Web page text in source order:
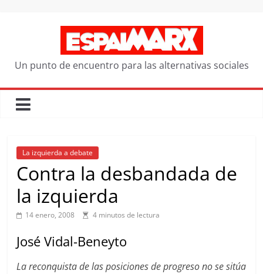
Un punto de encuentro para las alternativas sociales
La izquierda a debate
Contra la desbandada de
la izquierda
14 enero, 2008 4 minutos de lectura
José Vidal-Beneyto
La reconquista de las posiciones de progreso no se sitúa